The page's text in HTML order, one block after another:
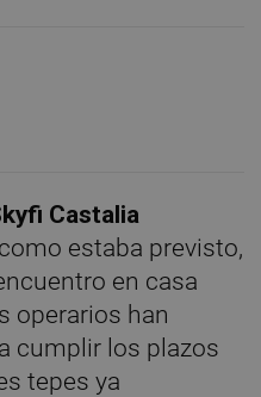
Castalia
estaba previsto,
en casa
operarios han
cumplir los plazos
tepes ya